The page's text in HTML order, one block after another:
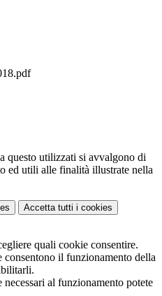
questo utilizzati si avvalgono di
ed utili alle finalità illustrate nella
Accetta tutti i cookies
quali cookie consentire.
consentono il funzionamento della
al funzionamento potete